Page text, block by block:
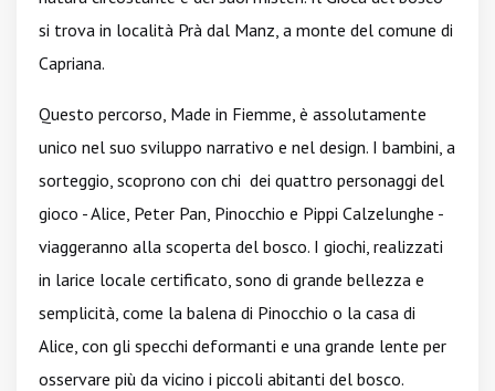
si trova in località Prà dal Manz, a monte del comune di
Capriana.
Questo percorso, Made in Fiemme, è assolutamente
unico nel suo sviluppo narrativo e nel design. I bambini, a
sorteggio, scoprono con chi dei quattro personaggi del
gioco - Alice, Peter Pan, Pinocchio e Pippi Calzelunghe -
viaggeranno alla scoperta del bosco. I giochi, realizzati
in larice locale certificato, sono di grande bellezza e
semplicità, come la balena di Pinocchio o la casa di
Alice, con gli specchi deformanti e una grande lente per
osservare più da vicino i piccoli abitanti del bosco.